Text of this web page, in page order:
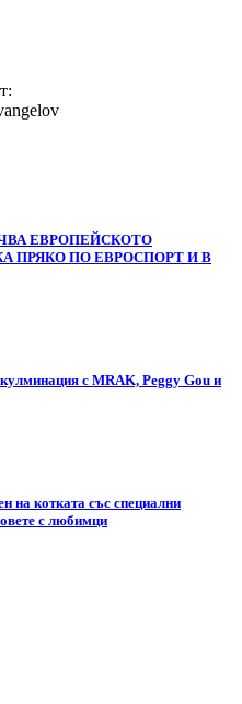
ЕВРОПЕЙСКОТО
ПРЯКО ПО ЕВРОСПОРТ И В
с MRAK, Peggy Gou и
на котката със специални
с любимци